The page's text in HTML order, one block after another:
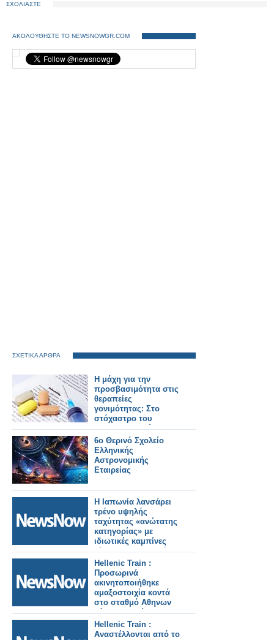
ΣΧΟΛΙΑΣΤΕ
ΑΚΟΛΟΥΘΗΣΤΕ ΤΟ NEWSNOWGR.COM
ΣΧΕΤΙΚΑ ΑΡΘΡΑ
Η μάχη για την
προσβασιμότητα στις
θεραπείες
γονιμότητας: Στο
στόχαστρο του
φαρμακευτικού
κόσμου οι πρακτικές
της εταιρείας Merck
6ο Θερινό Σχολείο
Ελληνικής
Αστρονομικής
Εταιρείας
Η Ιαπωνία λανσάρει
τρένο υψηλής
ταχύτητας «ανώτατης
κατηγορίας» με
ιδιωτικές καμπίνες
τύπου αεροπορικής
εταιρείας.
Hellenic Train :
Προσωρινά
ακινητοποιήθηκε
αμαξοστοιχία κοντά
στο σταθμό Αθηνων
λόγω εμποδίου στη
γραμμή.
Hellenic Train :
Αναστέλλονται από το